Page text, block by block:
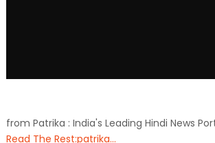
from Patrika : India's Leading Hindi News
Read The Rest:patrika...